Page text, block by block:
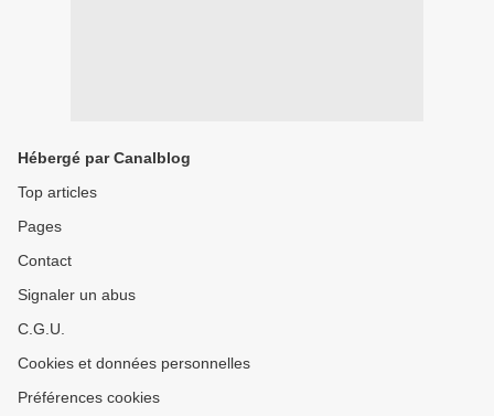
Hébergé par Canalblog
Top articles
Pages
Contact
Signaler un abus
C.G.U.
Cookies et données personnelles
Préférences cookies